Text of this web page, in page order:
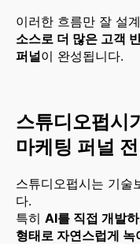
이러한 흐름만 잘 설
소스로 더 많은 고객
퍼널이 완성됩니다.
스튜디오펍시
마케팅 퍼널
스튜디오펍시는 기술
다.
특히 AI를 직접 개발
형태로 자연스럽게 녹